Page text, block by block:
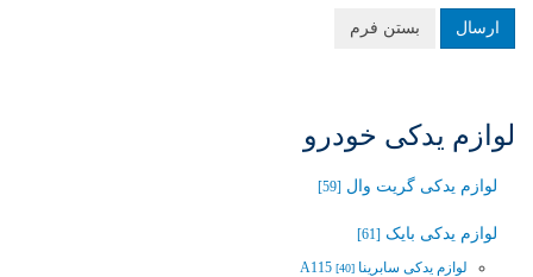
ارسال بستن فرم
لوازم یدکی خودرو
لوازم یدکی گریت وال [59]
لوازم یدکی بایک [61]
لوازم یدکی سابرینا A115 [40]